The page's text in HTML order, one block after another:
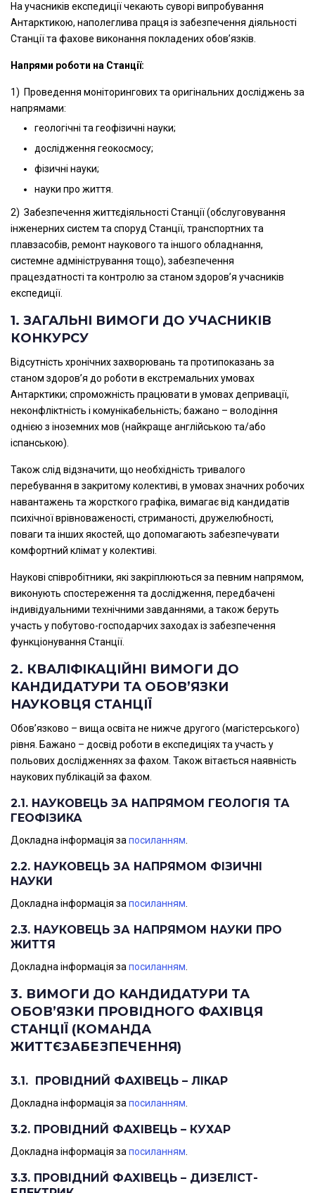
На учасників експедиції чекають суворі випробування
Антарктикою, наполеглива праця із забезпечення діяльності
Станції та фахове виконання покладених обов’язків.
Напрями роботи на Станції:
1) Проведення моніторингових та оригінальних досліджень за
напрямами:
геологічні та геофізичні науки;
дослідження геокосмосу;
фізичні науки;
науки про життя.
2) Забезпечення життєдіяльності Станції (обслуговування
інженерних систем та споруд Станції, транспортних та
плавзасобів, ремонт наукового та іншого обладнання,
системне адміністрування тощо), забезпечення
працездатності та контролю за станом здоров’я учасників
експедиції.
1. ЗАГАЛЬНІ ВИМОГИ ДО УЧАСНИКІВ
КОНКУРСУ
Відсутність хронічних захворювань та протипоказань за
станом здоров’я до роботи в екстремальних умовах
Антарктики; спроможність працювати в умовах депривації,
неконфліктність і комунікабельність; бажано – володіння
однією з іноземних мов (найкраще англійською та/або
іспанською).
Також слід відзначити, що необхідність тривалого
перебування в закритому колективі, в умовах значних робочих
навантажень та жорсткого графіка, вимагає від кандидатів
психічної врівноваженості, стриманості, дружелюбності,
поваги та інших якостей, що допомагають забезпечувати
комфортний клімат у колективі.
Наукові співробітники, які закріплюються за певним напрямом,
виконують спостереження та дослідження, передбачені
індивідуальними технічними завданнями, а також беруть
участь у побутово-господарчих заходах із забезпечення
функціонування Станції.
2. КВАЛІФІКАЦІЙНІ ВИМОГИ ДО
КАНДИДАТУРИ ТА ОБОВ’ЯЗКИ
НАУКОВЦЯ СТАНЦІЇ
Обов’язково – вища освіта не нижче другого (магістерського)
рівня. Бажано – досвід роботи в експедиціях та участь у
польових дослідженнях за фахом. Також вітається наявність
наукових публікацій за фахом.
2.1. НАУКОВЕЦЬ ЗА НАПРЯМОМ ГЕОЛОГІЯ ТА
ГЕОФІЗИКА
Докладна інформація за посиланням
2.2. НАУКОВЕЦЬ ЗА НАПРЯМОМ ФІЗИЧНІ
НАУКИ
Докладна інформація за посиланням
2.3. НАУКОВЕЦЬ ЗА НАПРЯМОМ НАУКИ ПРО
ЖИТТЯ
Докладна інформація за посиланням
3. ВИМОГИ ДО КАНДИДАТУРИ ТА
ОБОВ’ЯЗКИ ПРОВІДНОГО ФАХІВЦЯ
СТАНЦІЇ (КОМАНДА
ЖИТТЄЗАБЕЗПЕЧЕННЯ)
3.1. ПРОВІДНИЙ ФАХІВЕЦЬ – ЛІКАР
Докладна інформація за посиланням
3.2. ПРОВІДНИЙ ФАХІВЕЦЬ – КУХАР
Докладна інформація за посиланням
3.3. ПРОВІДНИЙ ФАХІВЕЦЬ – ДИЗЕЛІСТ-